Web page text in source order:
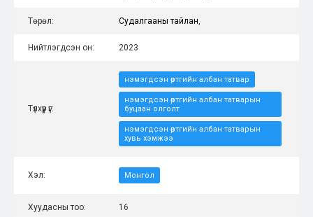
Төрөл: Судалгааны тайлан
Нийтлэгдсэн он: 2023
Түлхүүр үг:
нэмэгдсэн өртгийн албан татвар
нэмэгдсэн өртгийн албан татварын
буцаан олголт
нэмэгдсэн өртгийн албан татварын
хувь хэмжээ
Хэл: Монгол
Хуудасны тоо: 16